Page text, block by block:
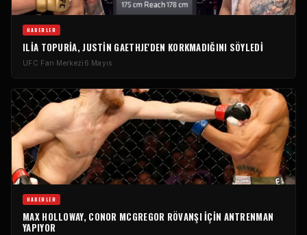
HABERLER
ILIA TOPURIA, JUSTIN GAETHJE'DEN KORKMADIĞINI SÖYLEDI
UFC Fan Merkezi 6 Mayıs
HABERLER
MAX HOLLOWAY, CONOR MCGREGOR RÖVANŞI IÇIN ANTRENMAN
YAPIYOR